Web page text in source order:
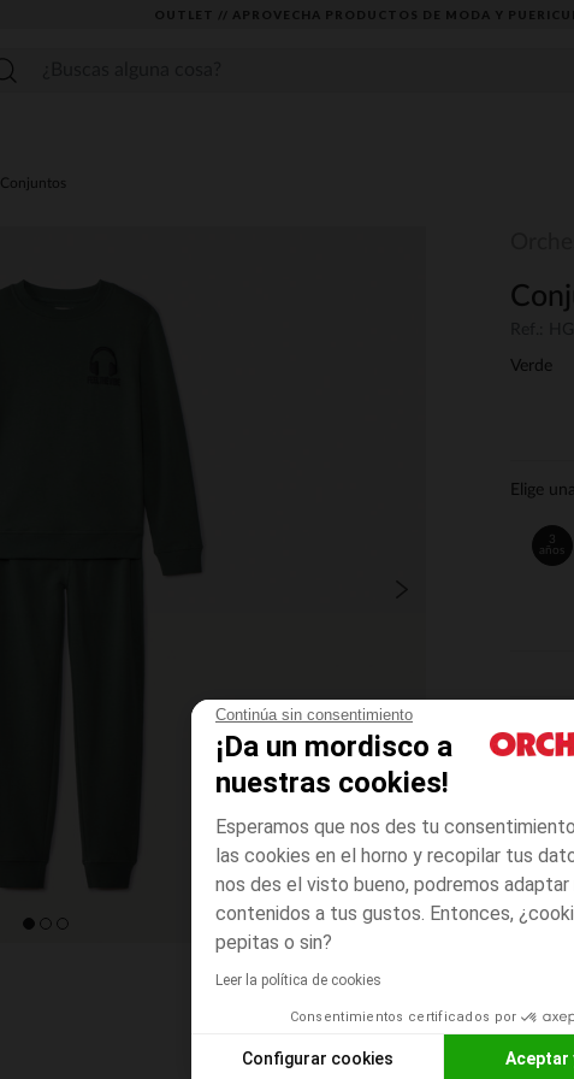
Continúa sin consentimiento
¡Da un mordisco a
nuestras cookies!
Esperamos que nos des tu
las cookies en el horno y recopilar tus
nos des el visto bueno, podremos
contenidos a tus gustos. Entonces,
pepitas o sin?
Leer la política de cookies
Consentimientos certificados por
Configurar cookies Aceptar
OUTLET // APROVECHA PRODUCTOS DE MODA Y
Conjuntos
Verde
Elige
3
años